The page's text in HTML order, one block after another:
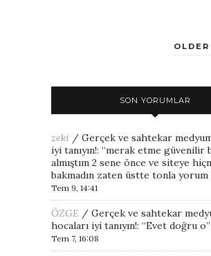
SON YORUMLAR
zeki / Gerçek ve sahtekar
iyi tanıyın!: “merak etme güvenilir
almıştım 2 sene önce ve siteye
bakmadın zaten üstte tonla yorum
Tem 9, 14:41
ÖZGE / Gerçek ve sahtekar
hocaları iyi tanıyın!: “Evet doğru o”
Tem 7, 16:08